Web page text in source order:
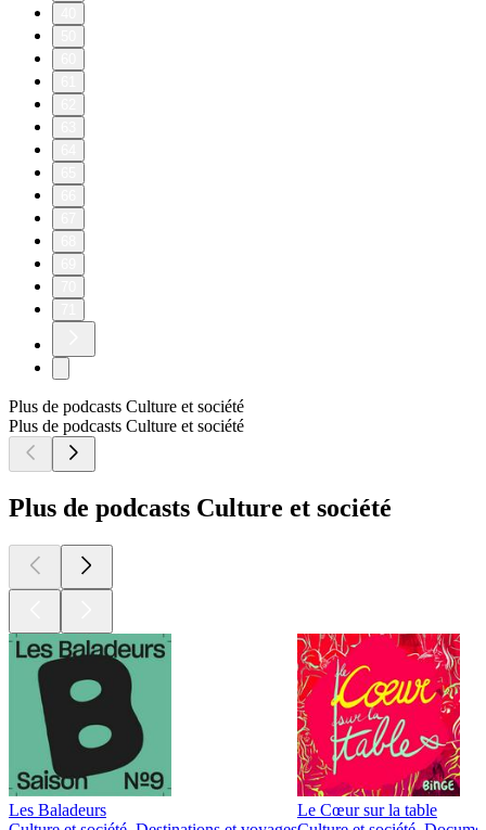
Plus de podcasts Culture et société
Plus de podcasts Culture et société
Plus de podcasts Culture et société
Les Baladeurs
Le Cœur sur la table